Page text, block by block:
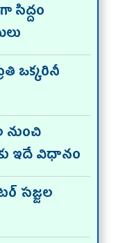
సిద్దం
ఒక్కరినీ
ఇదే విధానం
సజ్జల